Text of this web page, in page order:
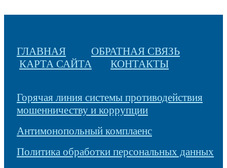
ГЛАВНАЯ
ОБРАТНАЯ СВЯЗЬ
КАРТА САЙТА
КОНТАКТЫ
Горячая линия системы противодействия
мошенничеству и коррупции
Антимонопольный комплаенс
Политика обработки персональных данных